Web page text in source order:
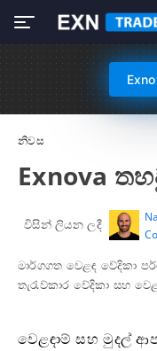
නිවස
Exnova
විසින් ලියන ලදී
මාර්ගගත වෙළඳ වේදිකා
තැරැව්කාර වේදිකා සහ
වෙළඳාම් සහ මුදල්